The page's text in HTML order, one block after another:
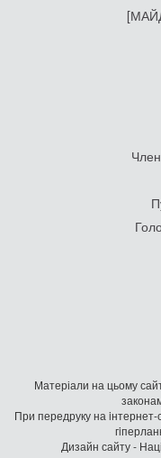
Матеріали на цьому
При передруку на iнтернет-
Дизайн сайту -